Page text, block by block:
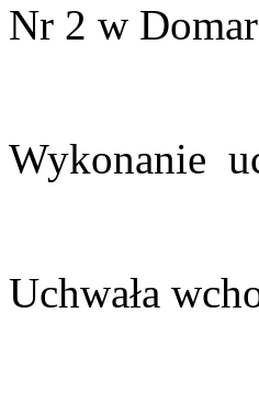
Nr 2 w
Wykonanie
Uchwała